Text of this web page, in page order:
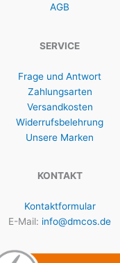
AGB
SERVICE
Frage und Antwort
Zahlungsarten
Versandkosten
Widerrufsbelehrung
Unsere Marken
KONTAKT
Kontaktformular
E-Mail: info@dmcos.de